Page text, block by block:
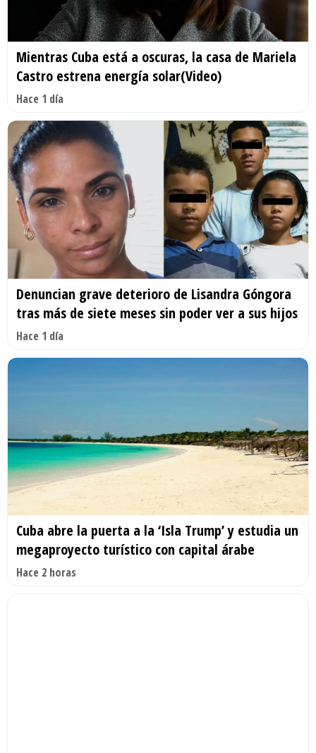
Mientras Cuba está a oscuras, la casa de Mariela
Castro estrena energía solar(Video)
Hace 1 día
Denuncian grave deterioro de Lisandra Góngora
tras más de siete meses sin poder ver a sus hijos
Hace 1 día
Cuba abre la puerta a la ‘Isla Trump’ y estudia un
megaproyecto turístico con capital árabe
Hace 2 horas